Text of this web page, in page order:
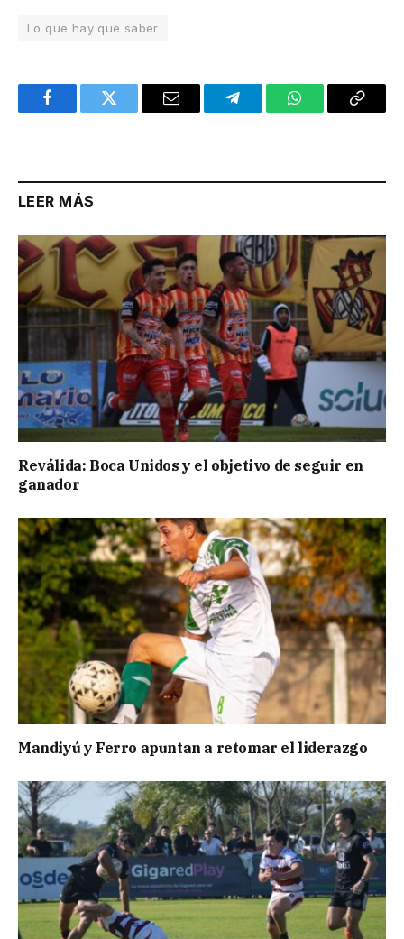
Lo que hay que saber
FacebookTwitter Email TelegramWhatsAppCopy
LEER MÁS
Reválida: Boca Unidos y el objetivo de seguir en
ganador
Mandiyú y Ferro apuntan a retomar el liderazgo